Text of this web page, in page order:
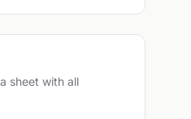
sheet with all